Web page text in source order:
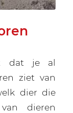
dat je al
ziet van
dier die
dieren